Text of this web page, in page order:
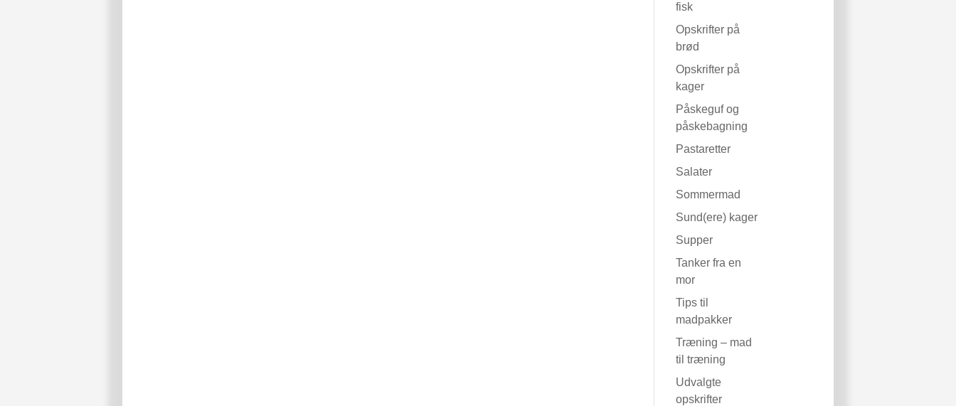
fisk
Opskrifter på
brød
Opskrifter på
kager
Påskeguf og
påskebagning
Pastaretter
Salater
Sommermad
Sund(ere) kager
Supper
Tanker fra en
mor
Tips til
madpakker
Træning – mad
til træning
Udvalgte
opskrifter